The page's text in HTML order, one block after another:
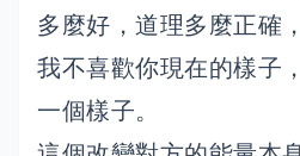
多麼好，道理多麼正確
我不喜歡你現在的樣子
一個樣子。